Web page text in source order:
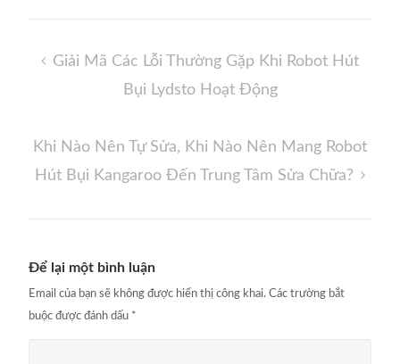
ĐiềuGiải Mã Các Lỗi Thường Gặp Khi Robot Hút
Bụi Lydsto Hoạt Động
Khi Nào Nên Tự Sửa, Khi Nào Nên Mang Robot
Hút Bụi Kangaroo Đến Trung Tâm Sửa Chữa?
Để lại một bình luận
Email của bạn sẽ không được hiển thị công khai. Các trường bắt
buộc được đánh dấu *